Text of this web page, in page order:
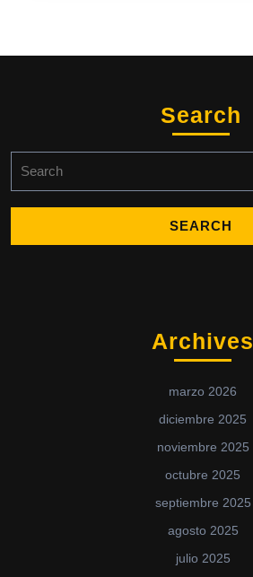
Search
Archives
marzo 2026
diciembre 2025
noviembre 2025
octubre 2025
septiembre 2025
agosto 2025
julio 2025